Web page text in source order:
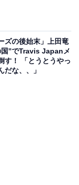
ズの後始末」上田竜
国”でTravis Japanメ
す！ 「とうとうやっ
だな、、」